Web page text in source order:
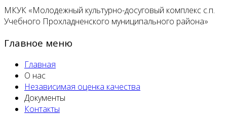
МКУК «Молодежный культурно-досуговый комплекс с.п.
Учебного Прохладненского муниципального района»
Главное меню
Главная
О нас
Независимая оценка качества
Документы
Контакты